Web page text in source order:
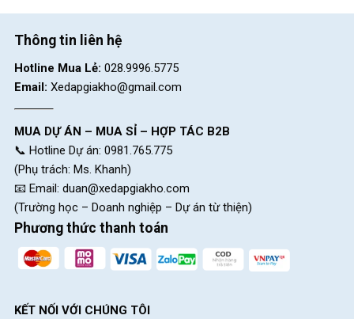
Thông tin liên hệ
Hotline Mua Lẻ: 028.9996.5775
Email: Xedapgiakho@gmail.com
MUA DỰ ÁN – MUA SỈ – HỢP TÁC B2B
📞 Hotline Dự án: 0981.765.775
(Phụ trách: Ms. Khanh)
📧 Email: duan@xedapgiakho.com
(Trường học – Doanh nghiệp – Dự án từ thiện)
Phương thức thanh toán
KẾT NỐI VỚI CHÚNG TÔI